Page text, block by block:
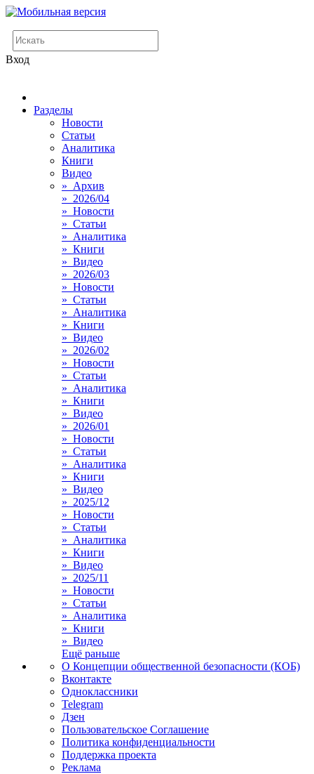
Вход
Разделы
Новости
Статьи
Аналитика
Книги
Видео
» Архив
» 2026/04
» Новости
» Статьи
» Аналитика
» Книги
» Видео
» 2026/03
» Новости
» Статьи
» Аналитика
» Книги
» Видео
» 2026/02
» Новости
» Статьи
» Аналитика
» Книги
» Видео
» 2026/01
» Новости
» Статьи
» Аналитика
» Книги
» Видео
» 2025/12
» Новости
» Статьи
» Аналитика
» Книги
» Видео
» 2025/11
» Новости
» Статьи
» Аналитика
» Книги
» Видео
Ещё раньше
О Концепции общественной безопасности (КОБ)
Вконтакте
Одноклассники
Telegram
Дзен
Пользовательское Соглашение
Политика конфиденциальности
Поддержка проекта
Реклама